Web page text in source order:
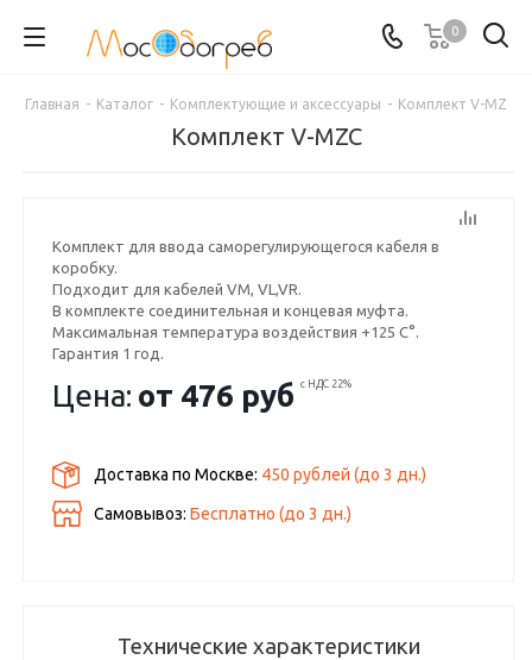
0
Главная - Каталог - Комплектующие и аксессуары - Комплект V-MZ
Комплект V-MZC
Комплект для ввода саморегулирующегося кабеля в
коробку.
Подходит для кабелей VM, VL,VR.
В комплекте соединительная и концевая муфта.
Максимальная температура воздействия +125 С°.
Гарантия 1 год.
Цена: от 476 руб с НДС 22%
Доставка по Москве: 450 рублей (до3 дн.)
Самовывоз:Бесплатно (до3 дн.)
Технические характеристики